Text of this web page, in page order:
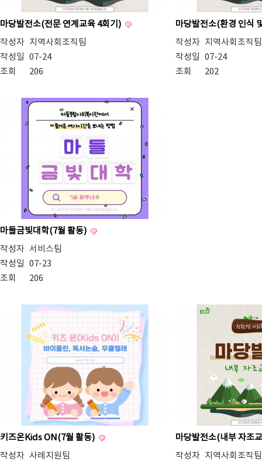
마당발전소(전문 연계교육 4회기)
작성자 지역사회조직팀
작성일 07-24
조회
206
마당발전소(환경 인식
작성자 지역사회조직팀
작성일 07-24
조회
202
마들금빛대학(7월 활동)
작성자 서비스팀
작성일 07-23
조회
206
키즈온Kids ON(7월 활동)
작성자 사례지원팀
마당발전소(내부 자조
작성자 지역사회조직팀